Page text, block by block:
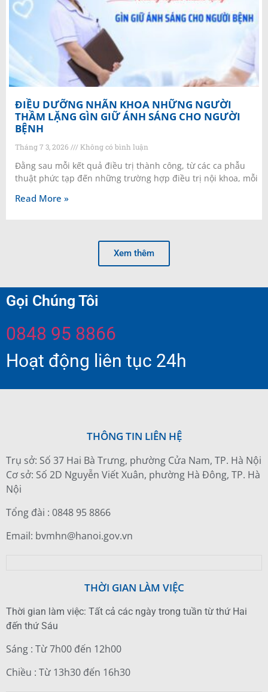
ĐIỀU DƯỠNG NHÃN KHOA NHỮNG NGƯỜI
THẦM LẶNG GÌN GIỮ ÁNH SÁNG CHO NGƯỜI
BỆNH
Tháng 7 3, 2026 Không có bình luận
Đằng sau mỗi kết quả điều trị thành công, từ các ca phẫu
thuật phức tạp đến những trường hợp điều trị nội khoa, mỗi
Read More »
Xem thêm
Gọi Chúng Tôi
0848 95 8866
Hoạt động liên tục 24h
THÔNG TIN LIÊN HỆ
Trụ sở: Số 37 Hai Bà Trưng, phường Cửa Nam, TP. Hà Nội
Cơ sở: Số 2D Nguyễn Viết Xuân, phường Hà Đông, TP. Hà
Nội
Tổng đài : 0848 95 8866
Email: bvmhn@hanoi.gov.vn
THỜI GIAN LÀM VIỆC
Thời gian làm việc: Tất cả các ngày trong tuần từ thứ Hai
đến thứ Sáu
Sáng : Từ 7h00 đến 12h00
Chiều : Từ 13h30 đến 16h30